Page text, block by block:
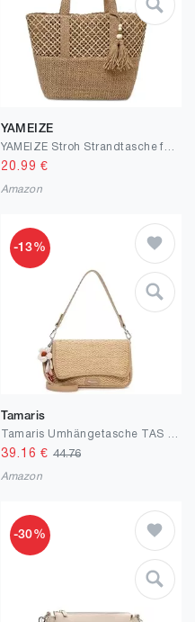
YAMEIZE
20.99 €
Amazon
-13%
Tamaris
39.16 € 44.76
Amazon
-30%